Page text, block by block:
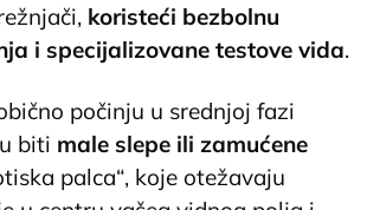
koristeći bezbolnu
i specijalizovane testove vida.
počinju u srednjoj fazi
biti male slepe ili zamućene
palca“, koje otežavaju